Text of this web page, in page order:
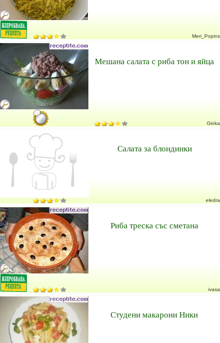
Meri_Popins
Мешана салата с риба тон и яйца
Ginka
Салата за блондинки
eledra
Риба треска със сметана
ivasa
Студени макарони Ники